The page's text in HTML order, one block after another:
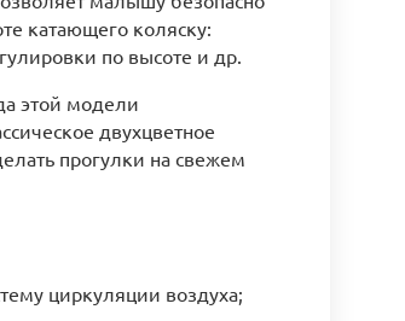
катающего коляску:
по высоте и др.
этой модели
двухцветное
прогулки на свежем
циркуляции воздуха;